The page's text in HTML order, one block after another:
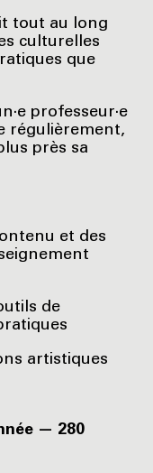
tout au long
culturelles
que
professeur·e
régulièrement,
près sa
et des
de
artistiques
— 280